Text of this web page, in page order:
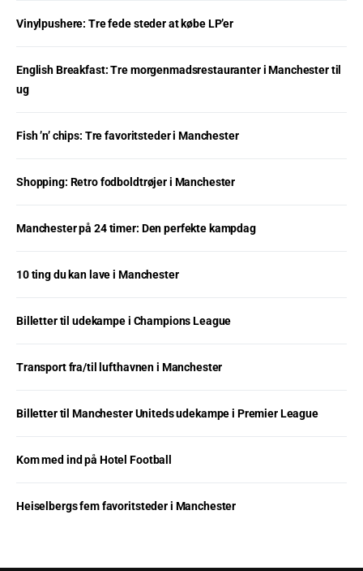
Vinylpushere: Tre fede steder at købe LP’er
English Breakfast: Tre morgenmadsrestauranter i Manchester til
ug
Fish ’n’ chips: Tre favoritsteder i Manchester
Shopping: Retro fodboldtrøjer i Manchester
Manchester på 24 timer: Den perfekte kampdag
10 ting du kan lave i Manchester
Billetter til udekampe i Champions League
Transport fra/til lufthavnen i Manchester
Billetter til Manchester Uniteds udekampe i Premier League
Kom med ind på Hotel Football
Heiselbergs fem favoritsteder i Manchester